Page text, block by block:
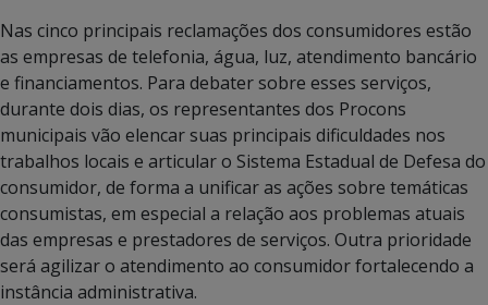
Nas cinco principais reclamações dos consumidores estão
as empresas de telefonia, água, luz, atendimento bancário
e financiamentos. Para debater sobre esses serviços,
durante dois dias, os representantes dos Procons
municipais vão elencar suas principais dificuldades nos
trabalhos locais e articular o Sistema Estadual de Defesa do
consumidor, de forma a unificar as ações sobre temáticas
consumistas, em especial a relação aos problemas atuais
das empresas e prestadores de serviços. Outra prioridade
será agilizar o atendimento ao consumidor fortalecendo a
instância administrativa.